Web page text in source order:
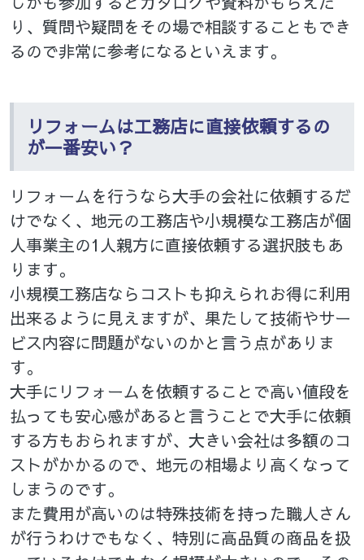
り、質問や疑問をその場で相談することもでき
るので非常に参考になるといえます。
リフォームは工務店に直接依頼するの
が一番安い？
リフォームを行うなら大手の会社に依頼するだ
けでなく、地元の工務店や小規模な工務店が個
人事業主の1人親方に直接依頼する選択肢もあ
ります。
小規模工務店ならコストも抑えられお得に利用
出来るように見えますが、果たして技術やサー
ビス内容に問題がないのかと言う点がありま
す。
大手にリフォームを依頼することで高い値段を
払っても安心感があると言うことで大手に依頼
する方もおられますが、大きい会社は多額のコ
ストがかかるので、地元の相場より高くなって
しまうのです。
また費用が高いのは特殊技術を持った職人さん
が行うわけでもなく、特別に高品質の商品を扱